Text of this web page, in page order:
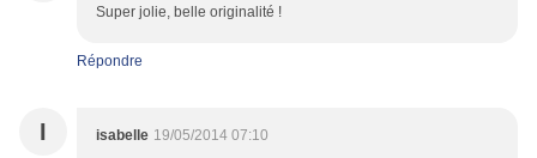
Super jolie, belle originalité !
Répondre
I isabelle 19/05/2014 07:10